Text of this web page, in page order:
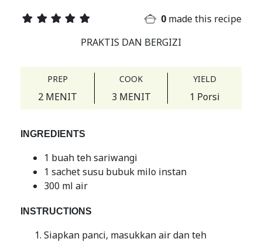
0 made this recipe
PRAKTIS DAN BERGIZI
PREP
2 MENIT
COOK
3 MENIT
YIELD
1 Porsi
INGREDIENTS
1 buah teh sariwangi
1 sachet susu bubuk milo instan
300 ml air
INSTRUCTIONS
Siapkan panci, masukkan air dan teh